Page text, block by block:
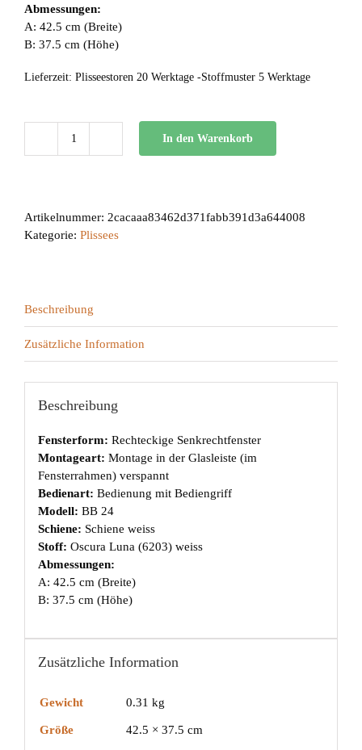
Abmessungen:
A: 42.5 cm (Breite)
B: 37.5 cm (Höhe)
Lieferzeit: Plisseestoren 20 Werktage -Stoffmuster 5 Werktage
BB
In den Warenkorb
Artikelnummer: 2cacaaa83462d371fabb391d3a644008
Kategorie: Plissees
Beschreibung
Zusätzliche Information
Beschreibung
Fensterform: Rechteckige Senkrechtfenster
Montageart: Montage in der Glasleiste (im
Fensterrahmen) verspannt
Bedienart: Bedienung mit Bediengriff
Modell: BB 24
Schiene: Schiene weiss
Stoff: Oscura Luna (6203) weiss
Abmessungen:
A: 42.5 cm (Breite)
B: 37.5 cm (Höhe)
Zusätzliche Information
Gewicht 0.31 kg
Größe 42.5 × 37.5 cm